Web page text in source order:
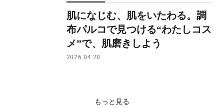
肌になじむ、肌をいたわる。調
布パルコで見つける“わたしコス
メ”で、肌磨きしよう
2026.04.20
もっと見る